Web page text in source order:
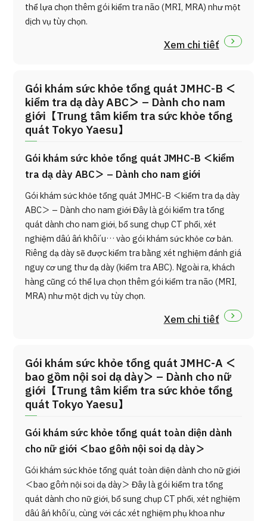
thể lựa chọn thêm gói kiểm tra não (MRI, MRA) như một
dịch vụ tùy chọn.
Xem chi tiết
Gói khám sức khỏe tổng quát JMHC-B ＜
kiểm tra dạ dày ABC＞ – Dành cho nam
giới【Trung tâm kiểm tra sức khỏe tổng
quát Tokyo Yaesu】
Gói khám sức khỏe tổng quát JMHC-B ＜kiểm
tra dạ dày ABC＞ – Dành cho nam giới
Gói khám sức khỏe tổng quát JMHC-B ＜kiểm tra dạ dày
ABC＞ – Dành cho nam giới Đây là gói kiểm tra tổng
quát dành cho nam giới, bổ sung chụp CT phổi, xét
nghiệm dấu ấn khối u… vào gói khám sức khỏe cơ bản.
Riêng dạ dày sẽ được kiểm tra bằng xét nghiệm đánh giá
nguy cơ ung thư dạ dày (kiểm tra ABC). Ngoài ra, khách
hàng cũng có thể lựa chọn thêm gói kiểm tra não (MRI,
MRA) như một dịch vụ tùy chọn.
Xem chi tiết
Gói khám sức khỏe tổng quát JMHC-A ＜
bao gồm nội soi dạ dày＞ – Dành cho nữ
giới【Trung tâm kiểm tra sức khỏe tổng
quát Tokyo Yaesu】
Gói khám sức khỏe tổng quát toàn diện dành
cho nữ giới ＜bao gồm nội soi dạ dày＞
Gói khám sức khỏe tổng quát toàn diện dành cho nữ giới
＜bao gồm nội soi dạ dày＞ Đây là gói kiểm tra tổng
quát dành cho nữ giới, bổ sung chụp CT phổi, xét nghiệm
dấu ấn khối u, cùng với các xét nghiệm phụ khoa như